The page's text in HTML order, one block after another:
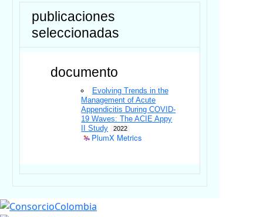
publicaciones
seleccionadas
documento
Evolving Trends in the
Management of Acute
Appendicitis During COVID-
19 Waves: The ACIE Appy
II Study
2022
PlumX Metrics